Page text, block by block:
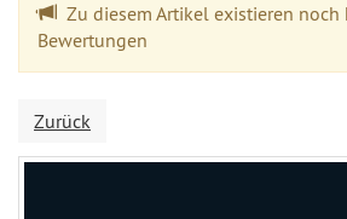
Zu diesem Artikel existieren noch
Bewertungen
Zurück